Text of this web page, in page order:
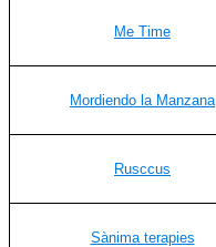
Me Time
Mordiendo la Manzana
Rusccus
Sànima terapies